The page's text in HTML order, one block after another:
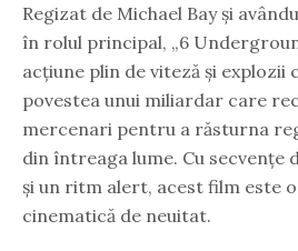
Regizat de Michael Bay și
în rolul principal, „6
acțiune plin de viteză și explozii
povestea unui miliardar care
mercenari pentru a răsturna
din întreaga lume. Cu secvențe
și un ritm alert, acest film este
cinematică de neuitat.